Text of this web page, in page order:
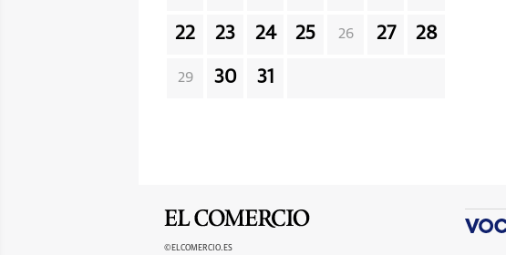
22 23 24 25 26 27 28
29 30 31
©ELCOMERCIO.ES